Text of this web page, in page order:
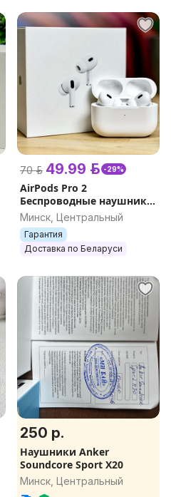
70 р. 49.99 р. -29%
AirPods Pro 2
Беспроводные наушники
(Аир подс про 2, эир подс
блютуз) air pods Bluetooth
наушники
Минск, Центральный
Гарантия
Доставка по Беларуси
250 р.
Наушники Anker
Soundcore Sport X20
Минск, Центральный